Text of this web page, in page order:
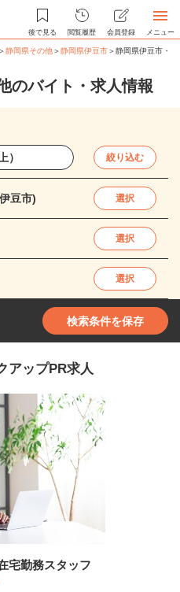
後で見る 閲覧履歴 会員登録 メニュー
＞静岡県その他＞静岡県伊豆市＞静岡県伊豆市・
のバイト・求人情報
絞り込む
豆市) 選択
選択
選択
検索条件を保存
アップPR求人
宅勤務スタッフ